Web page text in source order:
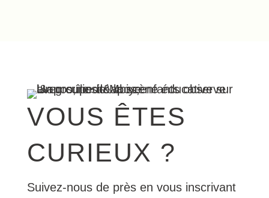
VOUS ÊTES
CURIEUX ?
Suivez-nous de près en vous inscrivant